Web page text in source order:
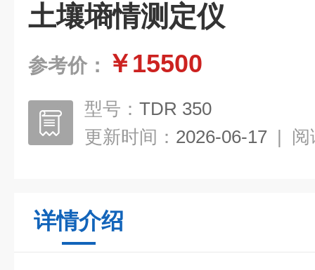
土壤墒情测定仪
参考价： ￥15500
型号： TDR 350
更新时间： 2026-06-17 | 阅
详情介绍